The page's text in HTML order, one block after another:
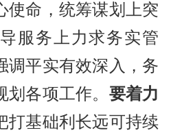
使命，统筹谋划上突
服务上力求务实管
调平实有效深入，务
各项工作。 要着力
打基础利长远可持续